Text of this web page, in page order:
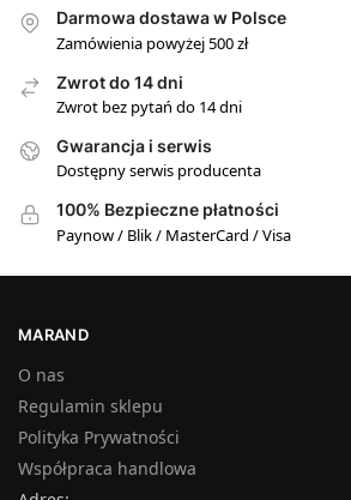
Darmowa dostawa w Polsce
Zamówienia powyżej 500 zł
Zwrot do 14 dni
Zwrot bez pytań do 14 dni
Gwarancja i serwis
Dostępny serwis producenta
100% Bezpieczne płatności
Paynow / Blik / MasterCard / Visa
MARAND
O nas
Regulamin sklepu
Polityka Prywatności
Współpraca handlowa